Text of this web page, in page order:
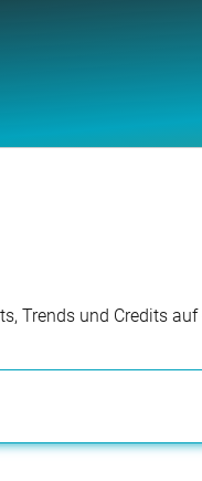
Trends und Credits